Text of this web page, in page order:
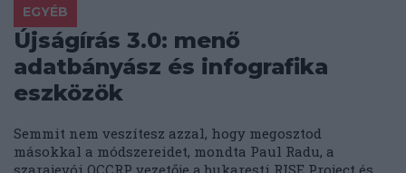
EGYÉB
Újságírás 3.0: menő
adatbányász és infografika
eszközök
Semmit nem veszítesz azzal, hogy megosztod
másokkal a módszereidet, mondta Paul Radu, a